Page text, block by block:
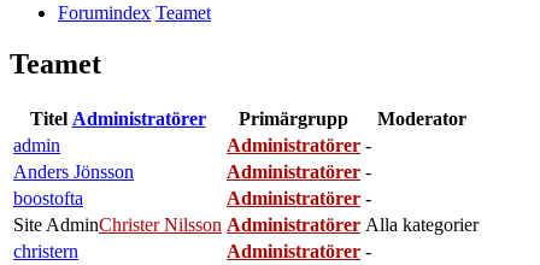
Forumindex Teamet
Teamet
Titel Administratörer Primärgrupp
Moderator
admin
Administratörer -
Anders Jönsson
Administratörer -
boostofta
Administratörer -
Site AdminChrister Nilsson Administratörer Alla kategorier
christern
Administratörer -